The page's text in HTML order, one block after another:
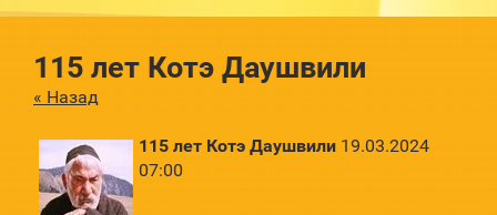
115 лет Котэ Даушвили
« Назад
115 лет Котэ Даушвили 19.03.2024
07:00